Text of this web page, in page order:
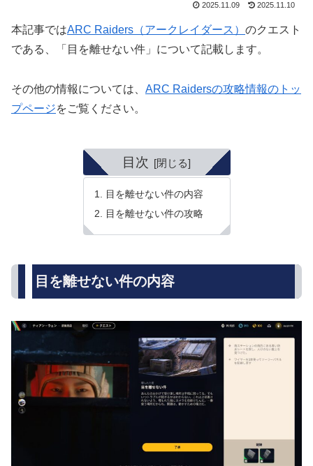
2025.11.09 2025.11.10
本記事ではARC Raiders（アークレイダース） のクエスト
である、「目を離せない件」について記載します。
その他の情報については、 ARC Raidersの攻略情報のトッ
プページをご覧ください。
目次
目を離せない件の内容
目を離せない件の攻略
目を離せない件の内容